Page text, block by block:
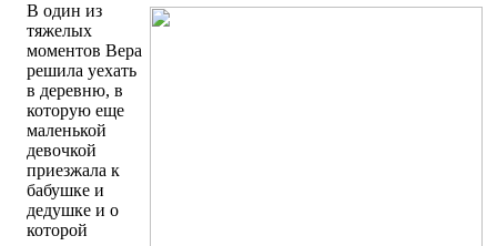
В один из
тяжелых
моментов Вера
решила уехать
в деревню, в
которую еще
маленькой
девочкой
приезжала к
бабушке и
дедушке и о
которой